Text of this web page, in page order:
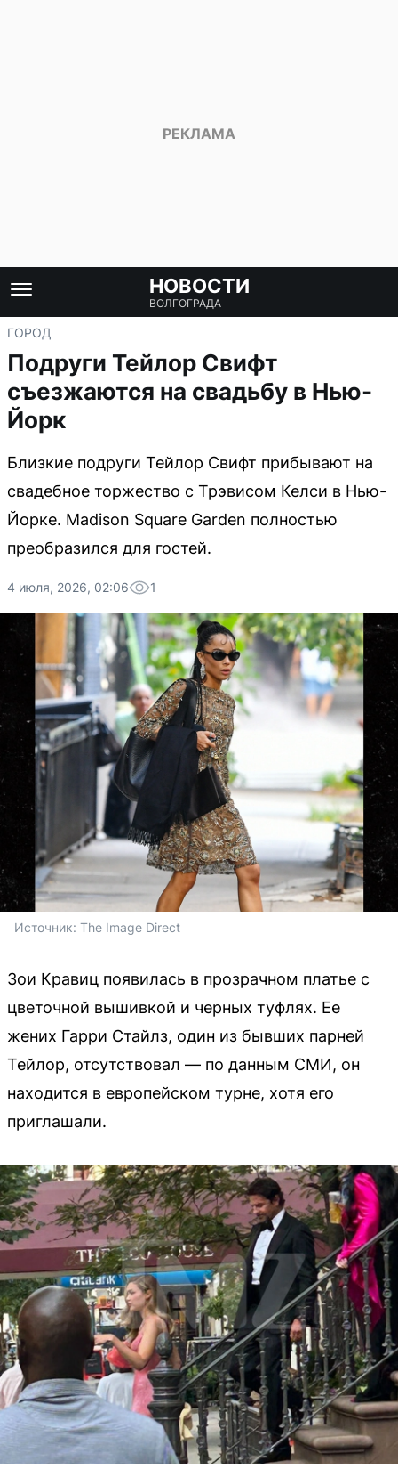
НОВОСТИ
ВОЛГОГРАДА
ГОРОД
Подруги Тейлор Свифт
съезжаются на свадьбу в Нью-
Йорк
Близкие подруги Тейлор Свифт прибывают на
свадебное торжество с Трэвисом Келси в Нью-
Йорке. Madison Square Garden полностью
преобразился для гостей.
4 июля, 2026, 02:06 1
Источник: The Image Direct
Зои Кравиц появилась в прозрачном платье с
цветочной вышивкой и черных туфлях. Ее
жених Гарри Стайлз, один из бывших парней
Тейлор, отсутствовал — по данным СМИ, он
находится в европейском турне, хотя его
приглашали.